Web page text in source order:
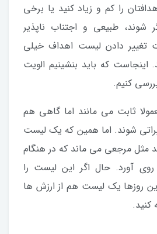
را کم و زیاد کنید یا برخی
شوند، طبیعی و اجتناب ناپذیر
دادن لیست اهداف خیلی
اینجاست که باید بنشینیم الویت
کنیم.
ثابت می مانند اما گاهی هم
شوند. اما همین که یک لیست
مثل مرجعی می ماند که در هنگام
آورد. حال اگر این لیست را
روزها یک لیست هم از ارزش ها
کنید.